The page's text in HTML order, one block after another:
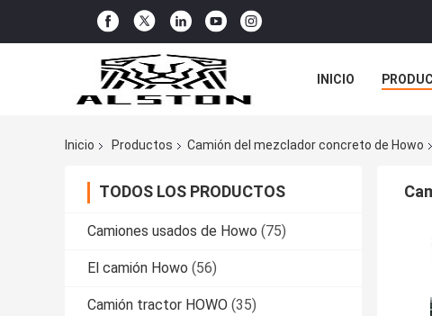
INICIO
Inicio
Productos Camión del mezclador concreto de Howo
TODOS LOS PRODUCTOS
Camiones usados de Howo (75)
El camión Howo (56)
Camión tractor HOWO (35)